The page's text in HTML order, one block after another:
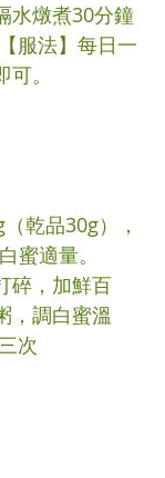
水燉煮30分鐘
服法】每日一
。
乾品30g），
蜜適量。
碎，加鮮百
，調白蜜溫
次